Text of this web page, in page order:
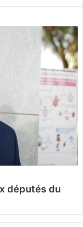
députés du